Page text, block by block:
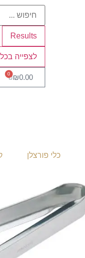
Results
לצפייה
₪0.00
0
כלי פורצלן